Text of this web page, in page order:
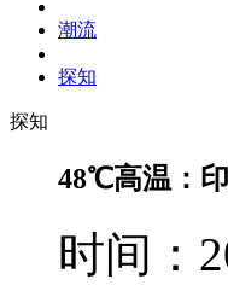
潮流
探知
探知
​48℃高温：
时间：